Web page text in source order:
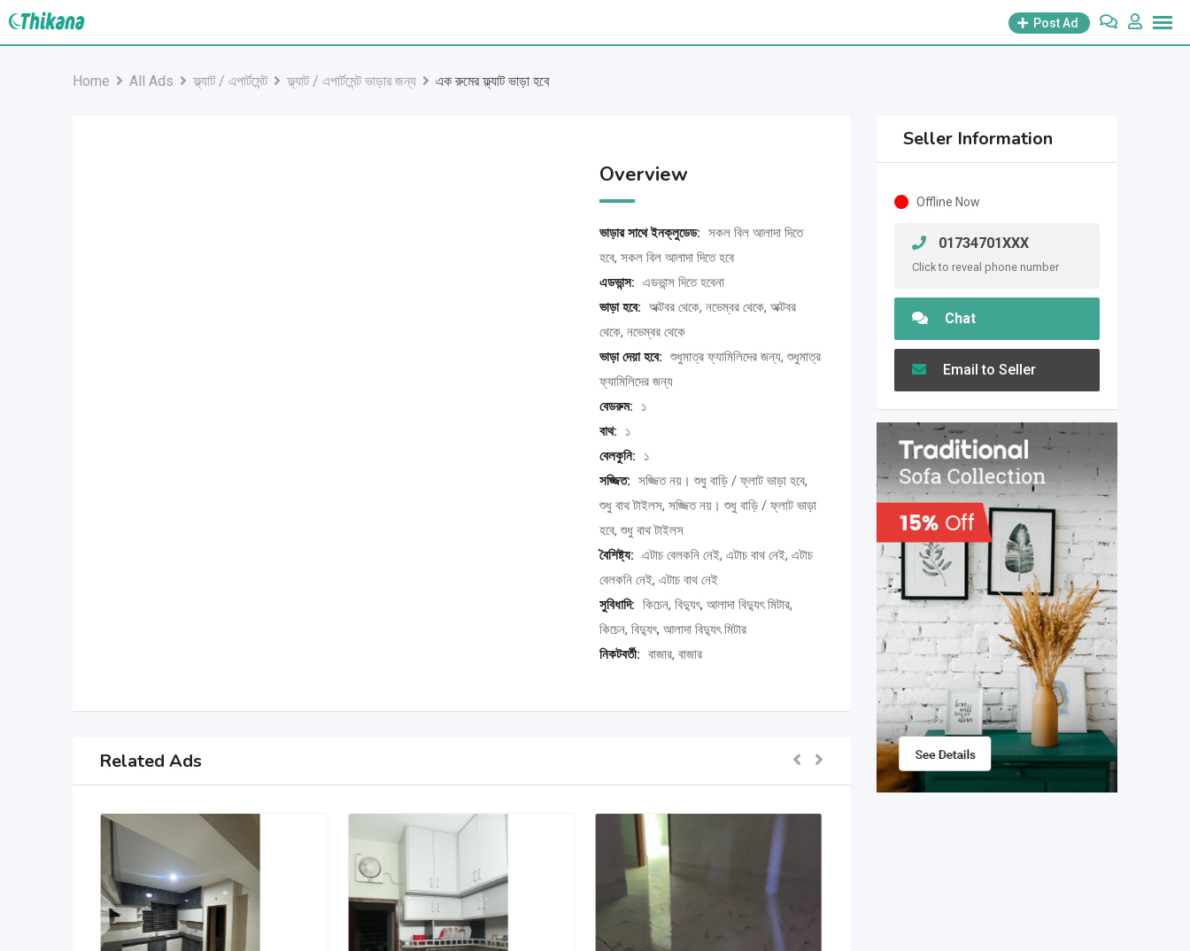
Skip
Post Ad
Home All Ads ফ্ল্যাট / এপার্টমেন্ট ফ্ল্যাট / এপার্টমেন্ট ভাড়ার জন্য এক রুমের ফ্ল্যাট ভাড়া হবে
Overview
ভাড়ার সাথে ইনক্লুডেড: সকল বিল আলাদা দিতে
হবে, সকল বিল আলাদা দিতে হবে
এডভান্স: এডভান্স দিতে হবেনা
ভাড়া হবে: অক্টবর থেকে, নভেম্বর থেকে, অক্টবর
থেকে, নভেম্বর থেকে
ভাড়া দেয়া হবে: শুধুমাত্র ফ্যামিলিদের জন্য, শুধুমাত্র
ফ্যামিলিদের জন্য
বেডরুম:
১
বাথ:
১
বেলকুনি:
১
সজ্জিত: সজ্জিত নয়। শুধু বাড়ি / ফ্লাট ভাড়া হবে,
শুধু বাথ টাইলস, সজ্জিত নয়। শুধু বাড়ি / ফ্লাট ভাড়া
হবে, শুধু বাথ টাইলস
বৈশিষ্ট্য: এটাচ বেলকনি নেই, এটাচ বাথ নেই, এটাচ
বেলকনি নেই, এটাচ বাথ নেই
সুবিধাদি: কিচেন, বিদ্যুৎ, আলাদা বিদ্যুৎ মিটার,
কিচেন, বিদ্যুৎ, আলাদা বিদ্যুৎ মিটার
নিকটবর্তী: বাজার, বাজার
Related Ads
Seller Information
Offline Now
01734701XXX
Click to reveal phone number
Chat
Email to Seller